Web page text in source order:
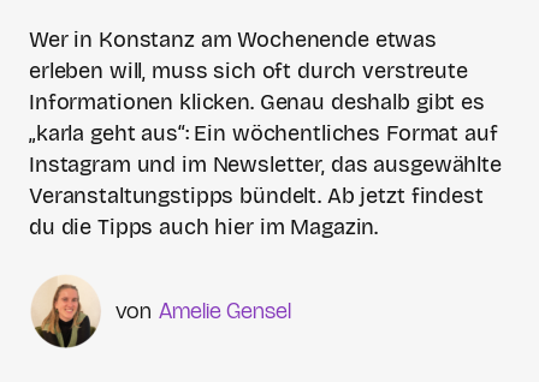
Wer in Konstanz am Wochenende etwas
erleben will, muss sich oft durch verstreute
Informationen klicken. Genau deshalb gibt es
„karla geht aus“: Ein wöchentliches Format auf
Instagram und im Newsletter, das ausgewählte
Veranstaltungstipps bündelt. Ab jetzt findest
du die Tipps auch hier im Magazin.
Amelie Gensel